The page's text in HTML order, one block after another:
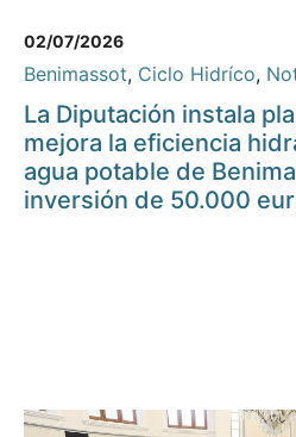
02/07/2026
Benimassot, Ciclo Hidríco,
La Diputación instala
mejora la eficiencia
agua potable de
inversión de 50.000